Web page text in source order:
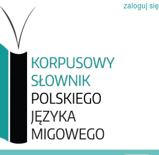
zaloguj się